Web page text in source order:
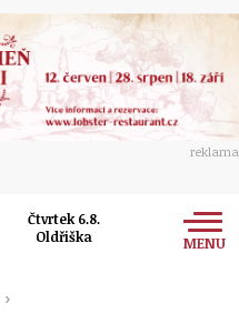
reklama
Čtvrtek 6.8.
Oldřiška
MENU
›